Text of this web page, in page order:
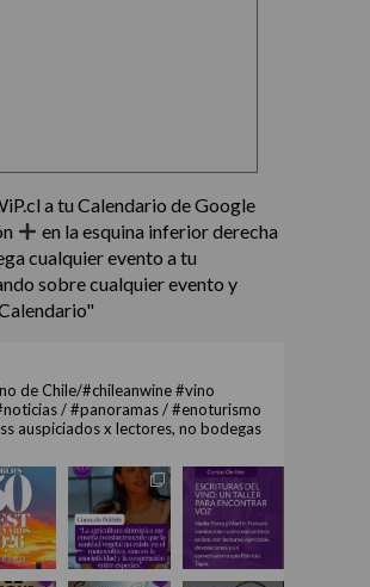
a tu Calendario de Google
en la esquina inferior derecha
cualquier evento a tu
sobre cualquier evento y
de Chile/#chileanwine #vino
/ #panoramas / #enoturismo
auspiciados x lectores, no bodegas